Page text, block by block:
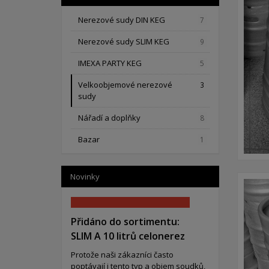
Nerezové sudy DIN KEG 7
Nerezové sudy SLIM KEG 9
IMEXA PARTY KEG 5
Velkoobjemové nerezové
sudy
3
Nářadí a doplňky 8
Bazar 1
Novinky
Přidáno do sortimentu:
SLIM A 10 litrů celonerez
Protože naši zákazníci často
poptávají i tento typ a objem soudků,